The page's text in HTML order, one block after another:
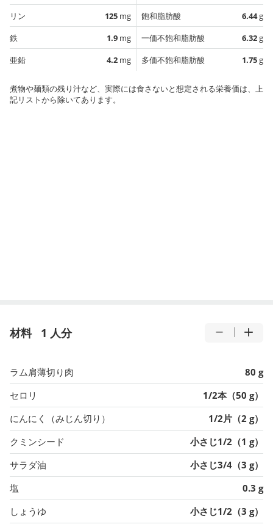
リン
125 mg
鉄
1.9 mg
亜鉛
4.2 mg
飽和脂肪酸
6.44g
一価不飽和脂肪酸
6.32g
多価不飽和脂肪酸
1.75g
煮物や麺類の残り汁など、実際には食さないと想定される栄養価は、上
記リストから除いてあります。
材料 1 人分
ラム肩薄切り肉
80 g
セロリ
1/2本（50 g）
にんにく（みじん切り）
1/2片（2 g）
クミンシード
小さじ1/2（1 g）
サラダ油
小さじ3/4（3 g）
塩
0.3 g
しょうゆ
小さじ1/2（3 g）